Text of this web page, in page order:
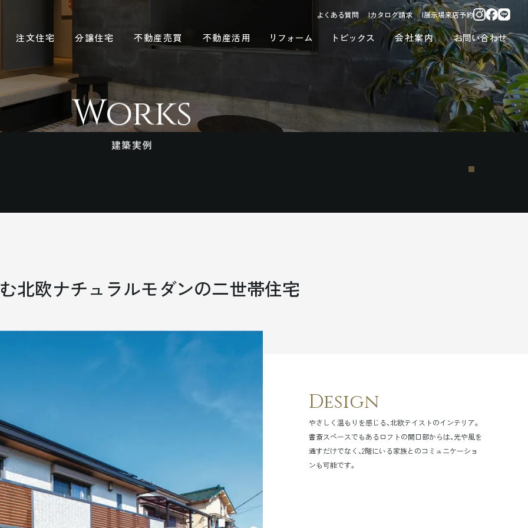
よくある質問 カタログ請求 展示場来店予約
注文住宅 分譲住宅 不動産売買 不動産活用 リフォーム トピックス 会社案内 お問い合わせ
Works
建築実例
北欧ナチュラルモダンの二世帯住宅
Design
やさしく温もりを感じる、北欧テイストのインテリア。
書斎スペースでもあるロフトの開口部からは、光や風を
通すだけでなく、2階にいる家族とのコミュニケーショ
ンも可能です。